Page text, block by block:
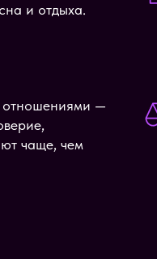
и отдыха.
отношениями —
чаще, чем